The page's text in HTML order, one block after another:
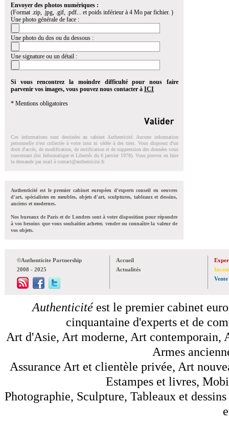
Envoyer des photos numériques :
(Format .zip, .jpg, .gif, .pdf... et poids inférieur à 4 Mo par fichier. )
Une photo générale de face :
Une photo du dos ou du dessous :
Une signature ou un détail :
Si vous rencontrez la moindre difficulté pour nous faire
parvenir vos images, vous pouvez nous contacter à ICI
* Mentions obligatoires
Ces informations sont destinées au cabinet Authenticité. Aucune information
personnelle n'est collectée à votre insu ni cédée à des tiers. Vous disposez d'un
droit d'accés, de modification, de rectification et de suppression des données vous
concernant (loi Informatique et Libertés du 6 janvier 1978). Vous pouvez en faire
la demande par mail à contact@authenticite.fr.
Authenticité est le premier cabinet européen d'experts conseil en oeuvres
d'art, spécialistes en meubles, objets d'art, sculptures, tableaux et dessins,
anciens et modernes.
Nos bureaux de Paris et de Londres sont à votre disposition pour répondre
à vos besoins que vous souhaitiez acheter, vendre ou connaître la valeur de
vos objets.
©Authenticite Partnership
2008 - 2025
Accueil
Actualités
Vente
Authenticitéest le premier cabinet
cinquantaine d'experts et de
Art d'Asie, Art moderne, Art contemporain,
Armes
Assurance Art et clientèle privée, Art
Estampes et livres,
Photographie, Sculpture, Tableaux et